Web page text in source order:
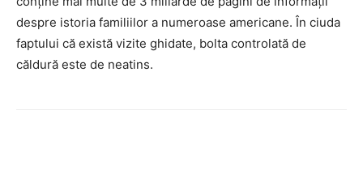
despre istoria familiilor a numeroase americane. În ciuda
faptului că există vizite ghidate, bolta controlată de
căldură este de neatins.